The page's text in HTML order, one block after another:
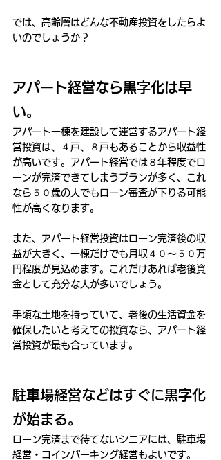
では、高齢層はどんな不動産投資をしたらよ
いのでしょうか？
アパート経営なら黒字化は早
い。
アパート一棟を建設して運営するアパート経
営投資は、４戸、８戸もあることから収益性
が高いです。アパート経営では８年程度でロ
ーンが完済できてしまうプランが多く、これ
なら５０歳の人でもローン審査が下りる可能
性が高くなります。
また、アパート経営投資はローン完済後の収
益が大きく、一棟だけでも月収４０～５０万
円程度が見込めます。これだけあれば老後資
金として充分な人が多いでしょう。
手頃な土地を持っていて、老後の生活資金を
確保したいと考えての投資なら、アパート経
営投資が最も合っています。
駐車場経営などはすぐに黒字化
が始まる。
ローン完済まで待てないシニアには、駐車場
経営・コインパーキング経営もよいです。